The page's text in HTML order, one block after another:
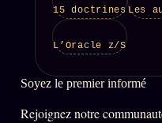
15 doctrinesLes
L’Oracle z/S
Soyez le premier informé
Rejoignez notre